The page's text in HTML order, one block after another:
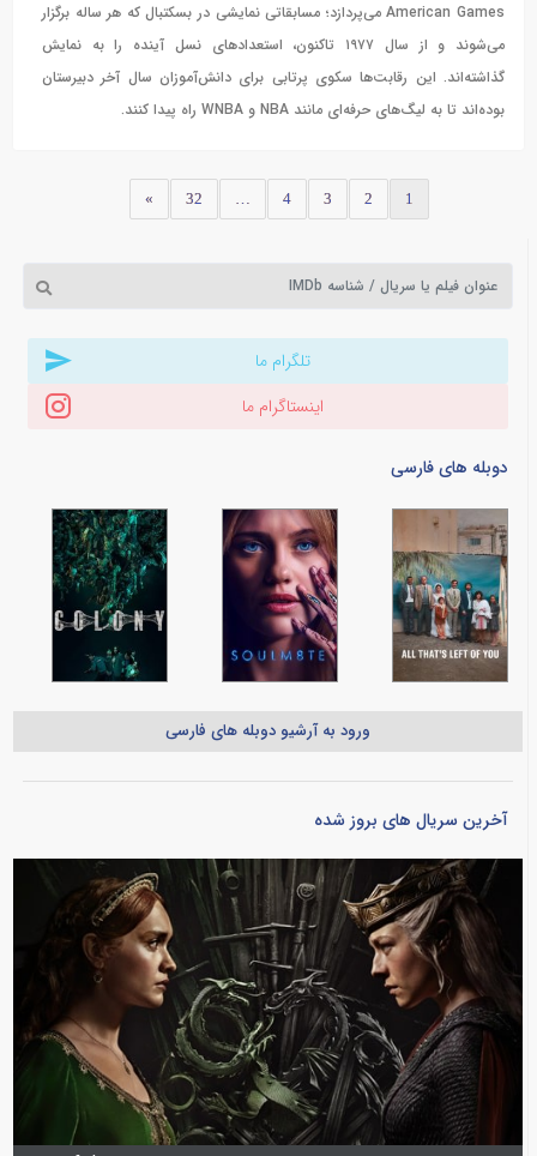
American Games می‌پردازد؛ مسابقاتی نمایشی در بسکتبال که هر ساله برگزار
می‌شوند و از سال ۱۹۷۷ تاکنون، استعدادهای نسل آینده را به نمایش
گذاشته‌اند. این رقابت‌ها سکوی پرتابی برای دانش‌آموزان سال آخر دبیرستان
بوده‌اند تا به لیگ‌های حرفه‌ای مانند NBA و WNBA راه پیدا کنند.
1
2
3
4
…
32
»
تلگرام ما
اینستاگرام ما
دوبله های فارسی
ورود به آرشیو دوبله های فارسی
آخرین سریال های بروز شده